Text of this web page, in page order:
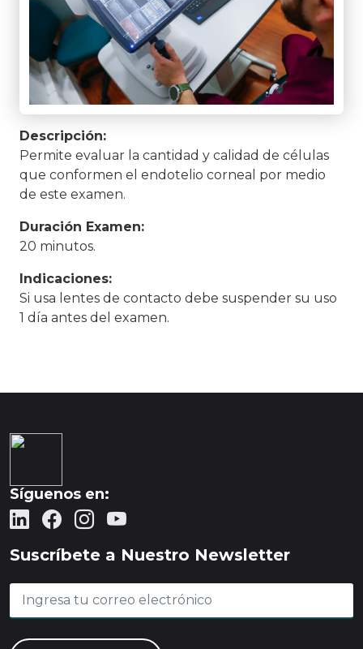
Descripción:
Permite evaluar la cantidad y calidad de células
que conformen el endotelio corneal por medio
de este examen.
Duración Examen:
20 minutos.
Indicaciones:
Si usa lentes de contacto debe suspender su uso
1 día antes del examen.
Síguenos en:
Suscríbete a Nuestro Newsletter